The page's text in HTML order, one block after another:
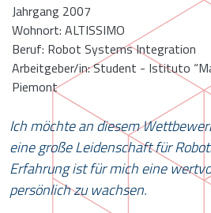
Jahrgang 2007
Wohnort: ALTISSIMO
Beruf: Robot Systems Integration
Arbeitgeber/in: Student - Istituto
Piemont
Ich möchte an diesem
eine große Leidenschaft für
Erfahrung ist für mich eine
persönlich zu wachsen.